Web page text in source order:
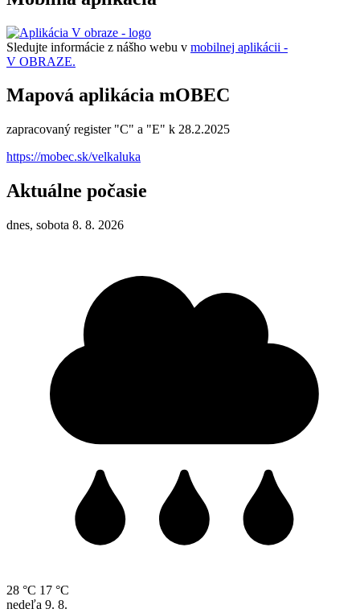
Sledujte informácie z nášho webu v mobilnej aplikácii -
V OBRAZE.
Mapová aplikácia mOBEC
zapracovaný register "C" a "E" k 28.2.2025
https://mobec.sk/velkaluka
Aktuálne počasie
dnes, sobota 8. 8. 2026
28 °C 17 °C
nedeľa 9. 8.